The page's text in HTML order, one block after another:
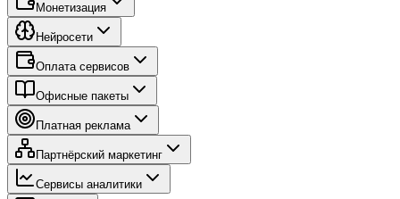
Монетизация
Нейросети
Оплата сервисов
Офисные пакеты
Платная реклама
Партнёрский маркетинг
Сервисы аналитики